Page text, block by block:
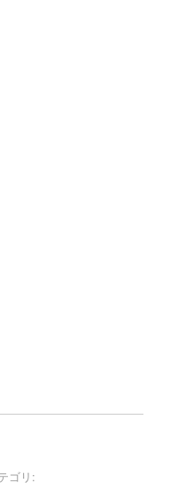
ゴリ: